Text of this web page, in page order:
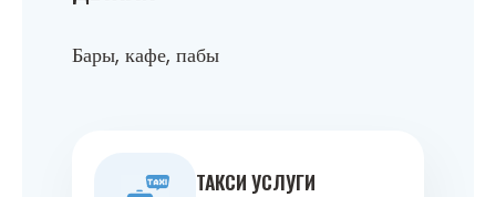
Бары, кафе, пабы
ТАКСИ УСЛУГИ